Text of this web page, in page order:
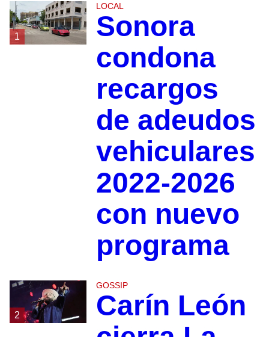
1
LOCAL
Sonora
condona
recargos
de adeudos
vehiculares
2022-2026
con nuevo
programa
2
GOSSIP
Carín León